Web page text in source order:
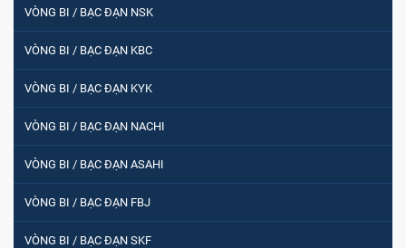
VÒNG BI / BẠC ĐẠN NSK
VÒNG BI / BẠC ĐẠN KBC
VÒNG BI / BẠC ĐẠN KYK
VÒNG BI / BẠC ĐẠN NACHI
VÒNG BI / BẠC ĐẠN ASAHI
VÒNG BI / BẠC ĐẠN FBJ
VÒNG BI / BẠC ĐẠN SKF